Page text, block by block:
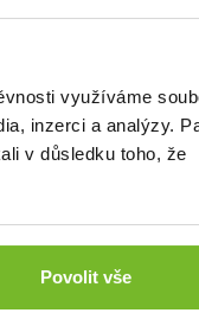
využíváme
inzerci a analýzy.
v důsledku toho, že
Povolit vše